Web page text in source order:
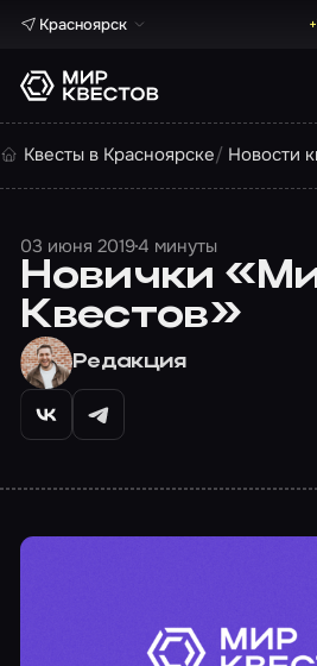
Красноярск
Квесты в Красноярске Новости
03 июня 20194 минуты
Новички
Квестов»
Редакция